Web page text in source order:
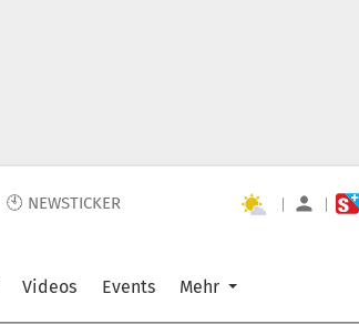
🕙 NEWSTICKER | |
Videos Events Mehr